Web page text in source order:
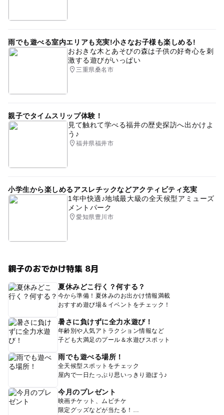
雨でも遊べる室内エリアも充実!小さなお子様も楽しめる!
おおきな木とあそびの森は子供の好奇心を刺
激する遊びがいっぱい
三重県桑名市
親子でタイムスリップ体験！
見て触れて学べる福井の歴史探訪へ出かけよ
う♪
福井県福井市
小学生から楽しめるアスレチックなどアクティビティ充実
1年中快適♪地域最大級の全天候型アミューズ
メントパーク
愛知県豊川市
親子のおでかけ特集 8月
夏休みどこ行く？何する？
今から準備！夏休みのお出かけ情報満載
おすすめ遊び場＆イベントをチェック！
暑さに負けずに全力水遊び！
年齢別や人気アトラクション情報など
子ども大満足のプール＆水遊びスポット
雨でも遊べる場所！
全天候型スポットをチェック
屋内で一日たっぷり思いっきり遊ぼう♪
今月のプレゼント
映画チケット、ムビチケ
限定グッズなどが当たる！